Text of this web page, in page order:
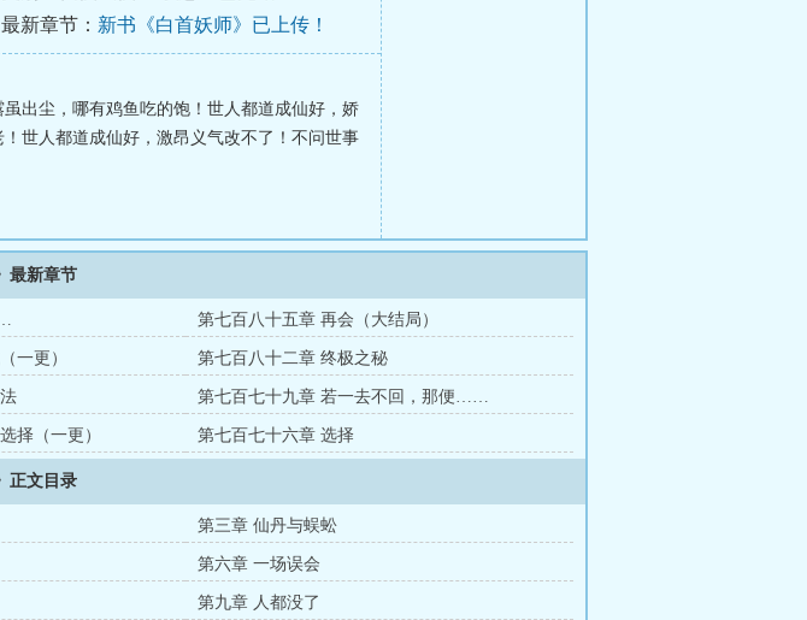
最新章节： 新书《白首妖师》已上传！
出尘，哪有鸡鱼吃的饱！世人都道成仙好，娇
世人都道成仙好，激昂义气改不了！不问世事
最新章节
第七百八十五章 再会（大结局）
一更） 第七百八十二章 终极之秘
第七百七十九章 若一去不回，那便……
择（一更） 第七百七十六章 选择
正文目录
第三章 仙丹与蜈蚣
第六章 一场误会
第九章 人都没了